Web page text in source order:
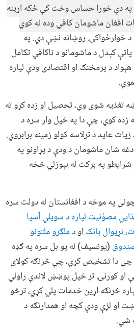
په دې خورا حساس وخت کې ځکه اړینه
افغان ماشومان کافي وده نه کوي
د خوارځواکۍ روښانه نښې دي. په
کېدل د ماشومانو د ناکافي تکامل
د پرمختګ او اقتصادی ودې لپاره
تغذیه شوی وي، تحصیل او زده کړو ته
زده کوي، چې دا په خپل وار سره د
عاید د ترلاسه کولو زمینه برابروي.
شان ماشومان د ودې د پړاونو په
شرایطو په برکت له بېوزلي څخه
په موخه د افغانستان له دولت سره
مصؤنیت لپاره د سویلي آسیا
،نړیوال بانک اود ملګرو ملتونو
(یونسیف) له یو بل سره په ګډه
چې دا تشخیص کړي، چې څرنګه کولای
کورنۍ تر خپل پوښښ لاندې راولي
څرنګه اړین خدمات پلي کړي، ترڅو
او لږې ودې کچه او همدارنګه د
شي.